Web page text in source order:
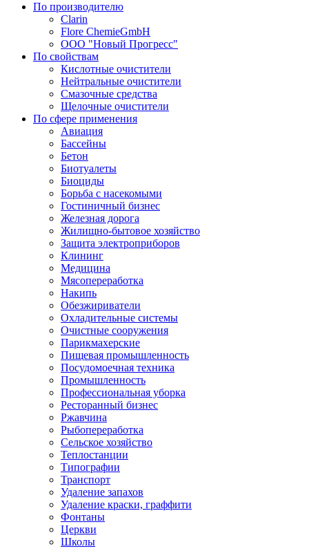
По производителю
Clarin
Flore ChemieGmbH
ООО "Новый Прогресс"
По свойствам
Кислотные очистители
Нейтральные очистители
Смазочные средства
Щелочные очистители
По сфере применения
Авиация
Бассейны
Бетон
Биотуалеты
Биоциды
Борьба с насекомыми
Гостиничный бизнес
Железная дорога
Жилищно-бытовое хозяйство
Защита электроприборов
Клининг
Медицина
Мясопереработка
Накипь
Обезжириватели
Охладительные системы
Очистные сооружения
Парикмахерские
Пищевая промышленность
Посудомоечная техника
Промышленность
Профессиональная уборка
Ресторанный бизнес
Ржавчина
Рыбопереработка
Сельское хозяйство
Теплостанции
Типографии
Транспорт
Удаление запахов
Удаление краски, граффити
Фонтаны
Церкви
Школы